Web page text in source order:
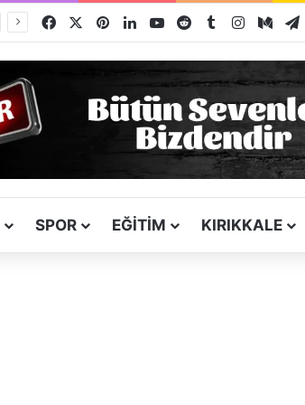
Facebook PinterestLinkedInYouTubeRedditTumblrInstagram
SPOR EĞITIM KIRIKKALE